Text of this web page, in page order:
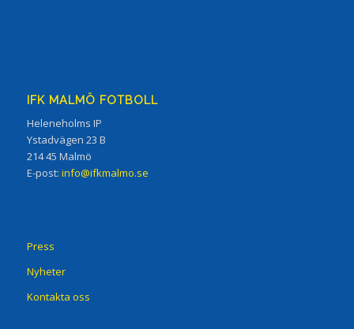
IFK MALMÖ FOTBOLL
Heleneholms IP
Ystadvägen 23 B
214 45 Malmö
E-post: info@ifkmalmo.se
Press
Nyheter
Kontakta oss